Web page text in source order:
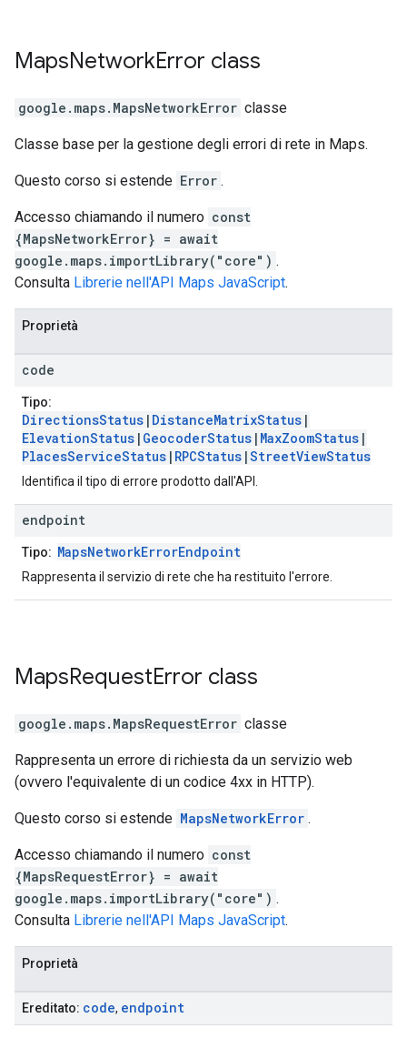
MapsNetworkError class
google.maps. MapsNetworkError classe
Classe base per la gestione degli errori di rete in Maps.
Questo corso si estende Error .
Accesso chiamando il numero const
{MapsNetworkError} = await
google.maps.importLibrary("core") .
Consulta Librerie nell'API Maps JavaScript.
Proprietà
code
Tipo:
DirectionsStatus | DistanceMatrixStatus |
ElevationStatus | GeocoderStatus | MaxZoomStatus |
PlacesServiceStatus | RPCStatus |StreetViewStatus
Identifica il tipo di errore prodotto dall'API.
endpoint
Tipo: MapsNetworkErrorEndpoint
Rappresenta il servizio di rete che ha restituito l'errore.
MapsRequestError class
google.maps. MapsRequestError classe
Rappresenta un errore di richiesta da un servizio web
(ovvero l'equivalente di un codice 4xx in HTTP).
Questo corso si estende MapsNetworkError .
Accesso chiamando il numero const
{MapsRequestError} = await
google.maps.importLibrary("core") .
Consulta Librerie nell'API Maps JavaScript.
Proprietà
Ereditato: code, endpoint